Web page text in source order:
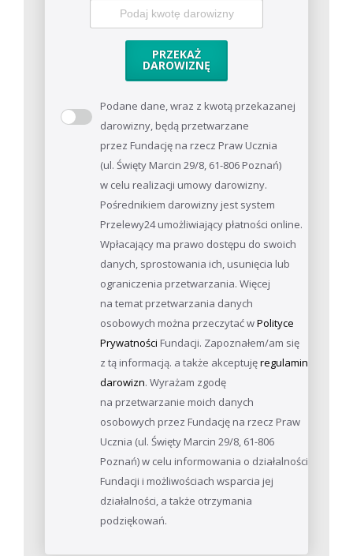
PRZEKAŻ
DAROWIZNĘ
Podane dane, wraz z kwotą przekazanej
darowizny, będą przetwarzane
przez Fundację na rzecz Praw Ucznia
(ul. Święty Marcin 29/8, 61-806 Poznań)
w celu realizacji umowy darowizny.
Pośrednikiem darowizny jest system
Przelewy24 umożliwiający płatności online.
Wpłacający ma prawo dostępu do swoich
danych, sprostowania ich, usunięcia lub
ograniczenia przetwarzania. Więcej
na temat przetwarzania danych
osobowych można przeczytać wPolityce
Prywatności Fundacji. Zapoznałem/am się
z tą informacją. a także akceptujęregulamin
darowizn. Wyrażam zgodę
na przetwarzanie moich danych
osobowych przez Fundację na rzecz Praw
Ucznia (ul. Święty Marcin 29/8, 61-806
Poznań) w celu informowania o działalności
Fundacji i możliwościach wsparcia jej
działalności, a także otrzymania
podziękowań.